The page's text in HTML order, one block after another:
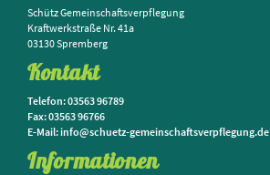
Schütz Gemeinschaftsverpflegung
Kraftwerkstraße Nr. 41a
03130 Spremberg
Kontakt
Telefon: 03563 96789
Fax: 03563 96766
E-Mail: info@schuetz-gemeinschaftsverpflegung.de
Informationen